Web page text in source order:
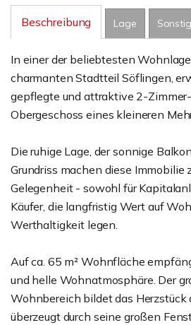
Beschreibung Lage
In einer der beliebtesten
charmanten Stadtteil Söflingen,
gepflegte und attraktive 2-
Obergeschoss eines kleineren
Die ruhige Lage, der sonnige
Grundriss machen diese Immobilie
Gelegenheit - sowohl für
Käufer, die langfristig Wert auf
Werthaltigkeit legen.
Auf ca. 65 m² Wohnfläche
und helle Wohnatmosphäre. Der
Wohnbereich bildet das Herzstück
überzeugt durch seine großen